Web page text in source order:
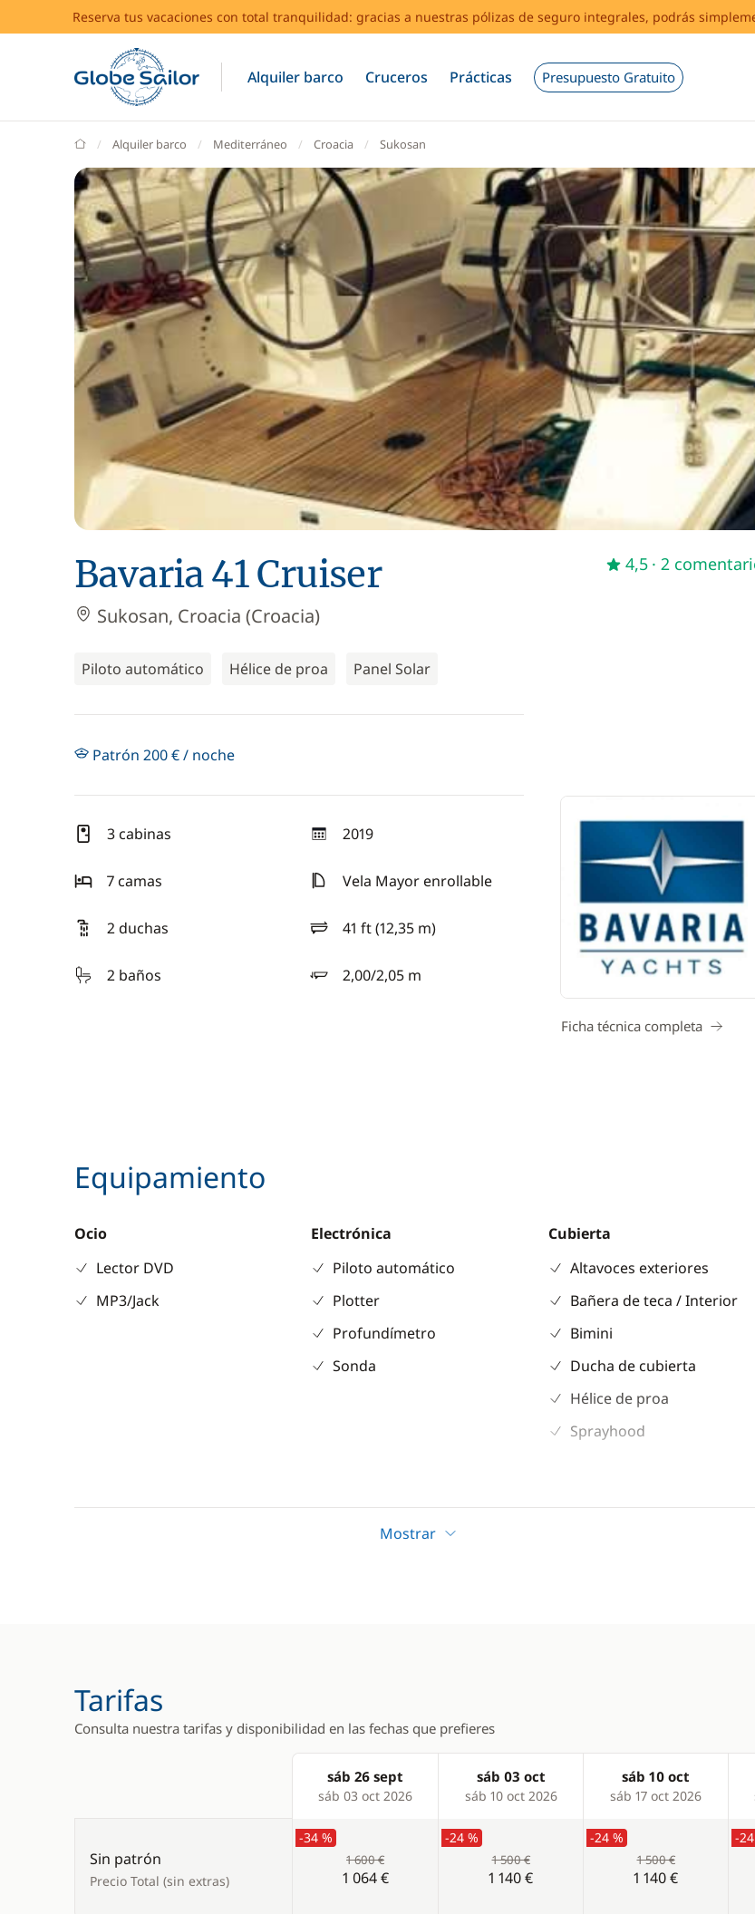
Reserva tus vacaciones con total tranquilidad: gracias a nuestras pólizas de seguro integrales, podrás
Alquiler barco Cruceros Prácticas Presupuesto Gratuito
GlobeSailor
Alquiler barco Mediterráneo Croacia Sukosan
Bavaria 41 Cruiser
Sukosan, Croacia (Croacia)
Piloto automático Hélice de proa Panel Solar
4,5 · 2
Patrón 200 € / noche
3 cabinas 2019
año
7 camas
Vela Mayor enrollable
2 duchas 41 ft (12,35 m)
eslora
2 baños
2,00/2,05 m
calado
Ficha técnica completa
Equipamiento
Ocio
Lector DVD
MP3/Jack
Electrónica
Piloto automático
Plotter
Profundímetro
Sonda
Cubierta
Altavoces exteriores
Bañera de teca / Interior
Bimini
Ducha de cubierta
Hélice de proa
Sprayhood
Estufa horno de gas
Mostrar
Tarifas
Consulta nuestra tarifas y disponibilidad en las fechas que prefieres
Products
sáb 26 sept
sáb 03 oct 2026
sáb 03 oct
sáb 10 oct 2026
sáb 10 oct
sáb 17 oct 2026
Sin patrón
Precio Total (sin extras)
-34 %
1 600 €
1 064 €
-24 %
1 500 €
1 140 €
-24 %
1 500 €
1 140 €
-